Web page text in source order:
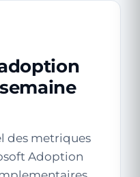
des metriques
Adoption